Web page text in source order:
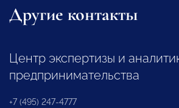
Другие контакты
Центр экспертизы и
предпринимательства
+7 (495) 247-4777